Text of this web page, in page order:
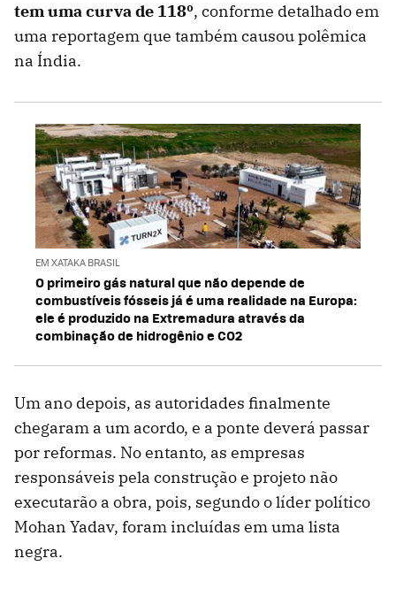
tem uma curva de 118º, conforme detalhado em
uma reportagem que também causou polêmica
na Índia.
EM XATAKA BRASIL
O primeiro gás natural que não depende de
combustíveis fósseis já é uma realidade na Europa:
ele é produzido na Extremadura através da
combinação de hidrogênio e CO2
Um ano depois, as autoridades finalmente
chegaram a um acordo, e a ponte deverá passar
por reformas. No entanto, as empresas
responsáveis ​​pela construção e projeto não
executarão a obra, pois, segundo o líder político
Mohan Yadav, foram incluídas em uma lista
negra.